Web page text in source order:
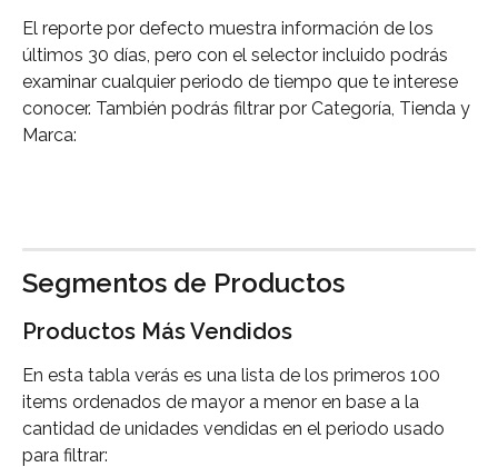
El reporte por defecto muestra información de los
últimos 30 días, pero con el selector incluido podrás
examinar cualquier periodo de tiempo que te interese
conocer. También podrás filtrar por Categoría, Tienda y
Marca:
Segmentos de Productos
Productos Más Vendidos
En esta tabla verás es una lista de los primeros 100
items ordenados de mayor a menor en base a la
cantidad de unidades vendidas en el periodo usado
para filtrar: